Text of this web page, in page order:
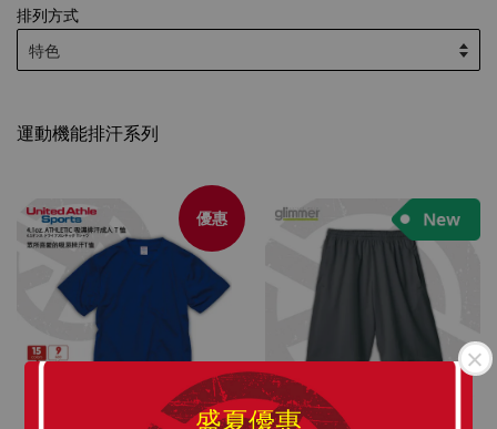
盛夏優惠
排列方式
運動機能排汗系列
優惠